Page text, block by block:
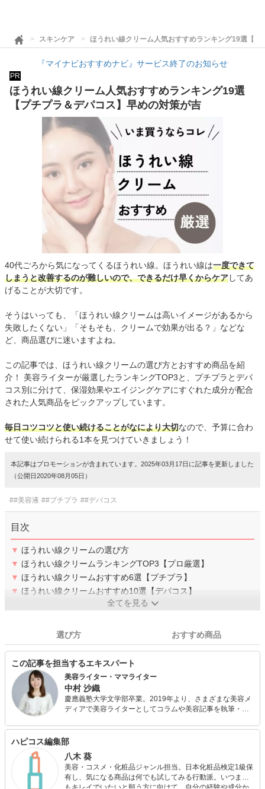
スキンケア ほうれい線クリーム人気おすすめランキング19選【
『マイナビおすすめナビ』サービス終了のお知らせ
PR
ほうれい線クリーム人気おすすめランキング19選
【プチプラ＆デパコス】早めの対策が吉
40代ごろから気になってくるほうれい線。ほうれい線は一度できて
しまうと改善するのが難しいので、できるだけ早くからケアしてあ
げることが大切です。
そうはいっても、「ほうれい線クリームは高いイメージがあるから
失敗したくない」「そもそも、クリームで効果が出る？」などな
ど、商品選びに迷いますよね。
この記事では、ほうれい線クリームの選び方とおすすめ商品を紹
介！ 美容ライターが厳選したランキングTOP3と、プチプラとデパ
コス別に分けて、保湿効果やエイジングケアにすぐれた成分が配合
された人気商品をピックアップしています。
毎日コツコツと使い続けることがなにより大切なので、予算に合わ
せて使い続けられる1本を見つけていきましょう！
本記事はプロモーションが含まれています。2025年03月17日に記事を更新しました
（公開日2020年08月05日）
##美容液 ##プチプラ ##デパコス
目次
▼ ほうれい線クリームの選び方
▼ ほうれい線クリームランキングTOP3【プロ厳選】
▼ ほうれい線クリームおすすめ6選【プチプラ】
▼ ほうれい線クリームおすすめ10選【デパコス】
全てを見る
選び方 おすすめ商品
この記事を担当するエキスパート
美容ライター・ママライター
中村 沙織
慶應義塾大学文学部卒業。2019年より、さまざまな美容メ
ディアで美容ライターとしてコラムや美容記事を執筆・連
専門家として、美容記事の監修にも携わっています。さら
に、自身で美容サイトを運営し、自身の経験をもとにした
ています。
ハピコス編集部
八木 葵
美容・コスメ・化粧品ジャンル担当。日本化粧品検定1級保
有し、気になる商品は何でも試してみる行動派。いつまで
もキレイでいたいと願う方に向けて、自分の経験や成分か